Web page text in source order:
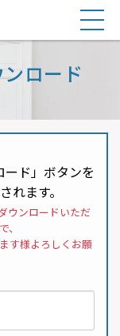
ロード
ド」ボタンを
れます。
ウンロードいただ
す様よろしくお願